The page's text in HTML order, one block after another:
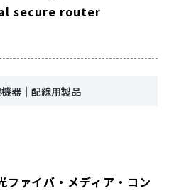
secure router
器｜配線用製品
ファイバ・メディア・コン